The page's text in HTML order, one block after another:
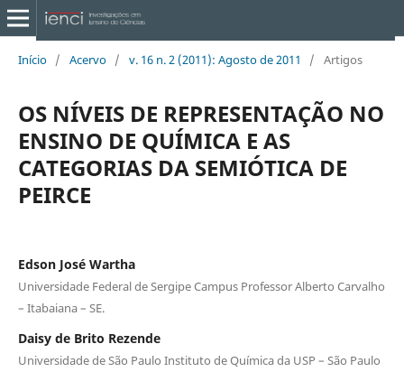
Início / Acervo / v. 16 n. 2 (2011): Agosto de 2011 / Artigos
OS NÍVEIS DE REPRESENTAÇÃO NO
ENSINO DE QUÍMICA E AS
CATEGORIAS DA SEMIÓTICA DE
PEIRCE
Edson José Wartha
Universidade Federal de Sergipe Campus Professor Alberto Carvalho
– Itabaiana – SE.
Daisy de Brito Rezende
Universidade de São Paulo Instituto de Química da USP – São Paulo